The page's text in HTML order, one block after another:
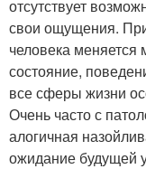
отсутствует
свои ощущения.
человека
состояние,
все сферы жизни
Очень часто с
алогичная
ожидание будущей